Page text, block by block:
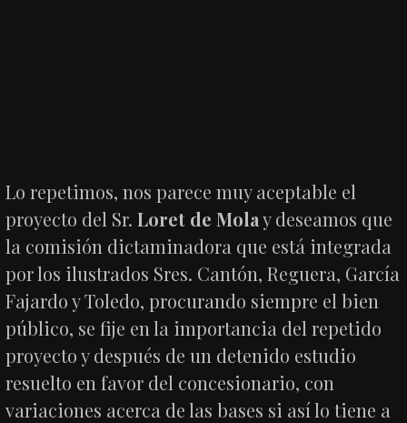
Lo repetimos, nos parece muy aceptable el
proyecto del Sr.Loret de Molay deseamos que
la comisión dictaminadora que está integrada
por los ilustrados Sres. Cantón, Reguera, García
Fajardo y Toledo, procurando siempre el bien
público, se fije en la importancia del repetido
proyecto y después de un detenido estudio
resuelto en favor del concesionario, con
variaciones acerca de las bases si así lo tiene a